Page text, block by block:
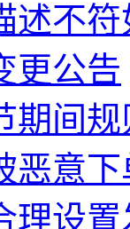
述不
更公告
期间
恶意
理设